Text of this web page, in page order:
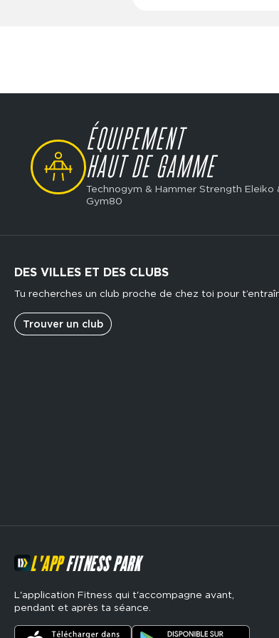
SVG
ÉQUIPEMENT
HAUT DE GAMME
Technogym & Hammer Strength Eleiko
Gym80
DES VILLES ET DES CLUBS
Tu recherches un club proche de chez toi pour
Trouver un club
L'APPFITNESS PARK
L'application Fitness qui t'accompagne avant,
pendant et après ta séance.